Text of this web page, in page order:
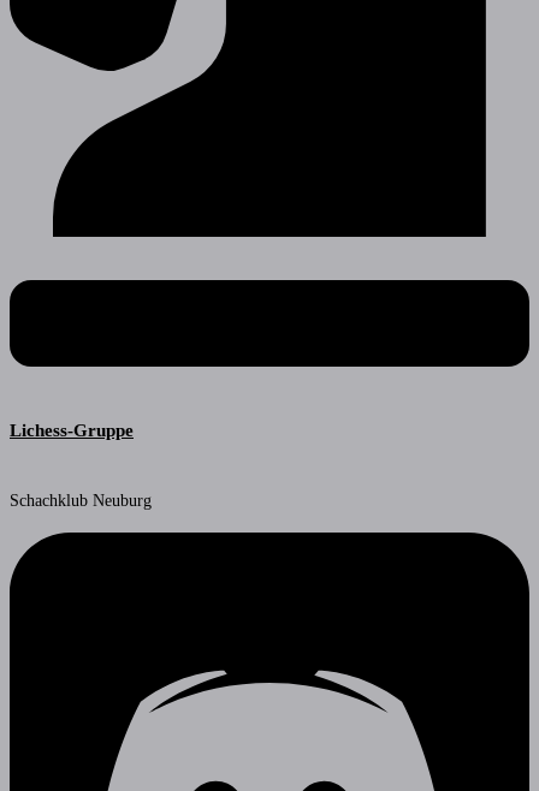
Lichess-Gruppe
Schachklub Neuburg